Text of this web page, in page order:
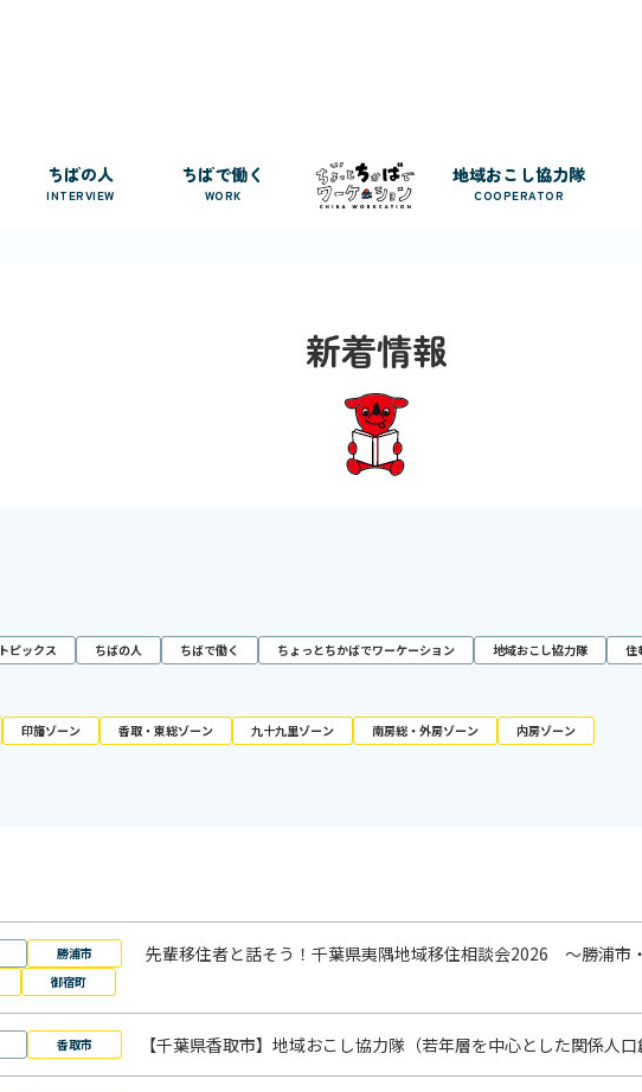
ちばの人
INTERVIEW
ちばで働く
WORK
地域おこし協力隊
COOPERATOR
新着情報
トピックス ちばの人 ちばで働く ちょっとちかばでワーケーション 地域おこし協力隊 住
印旛ゾーン 香取・東総ゾーン 九十九里ゾーン 南房総・外房ゾーン 内房ゾーン
勝浦市
御宿町
先輩移住者と話そう！千葉県夷隅地域移住相談会2026 ～勝浦市
香取市 【千葉県香取市】地域おこし協力隊（若年層を中心とした関係人